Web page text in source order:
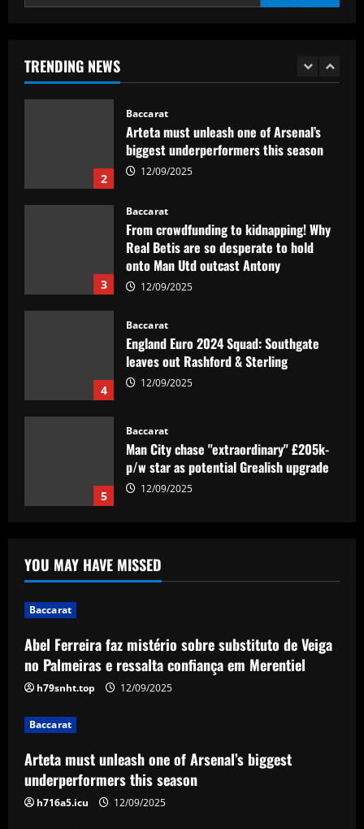
TRENDING NEWS
1
2
Baccarat
Arteta must unleash one of Arsenal’s
biggest underperformers this season
12/09/2025
3
Baccarat
From crowdfunding to kidnapping! Why
Real Betis are so desperate to hold
onto Man Utd outcast Antony
12/09/2025
4
Baccarat
England Euro 2024 Squad: Southgate
leaves out Rashford & Sterling
12/09/2025
5
Baccarat
Man City chase "extraordinary" £205k-
p/w star as potential Grealish upgrade
12/09/2025
substituto de Veiga no Palmeiras e
ressalta confiança em Merentiel
Baccarat
Arteta must unleash one of Arsenal’s
biggest underperformers this season
From crowdfunding to kidnapping! Why
Real Betis are so desperate to hold
YOU MAY HAVE MISSED
Baccarat
Abel Ferreira faz mistério sobre substituto de Veiga
no Palmeiras e ressalta confiança em Merentiel
h79snht.top 12/09/2025
Baccarat
Arteta must unleash one of Arsenal’s biggest
underperformers this season
h716a5.icu 12/09/2025